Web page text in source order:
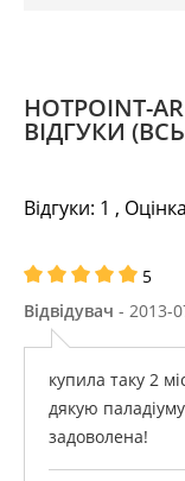
HOTPOINT-
ВІДГУКИ
Відгуки: 1 ,
5
Відвідувач - 2013-
купила таку 2
дякую
задоволена!